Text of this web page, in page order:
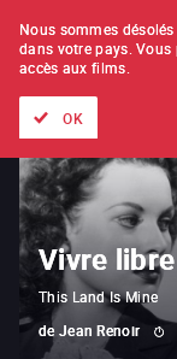
À
Vivre libre
This Land Is Mine
de Jean Renoir
Nous sommes
dans votre pays. Vous
accès aux films.
OK